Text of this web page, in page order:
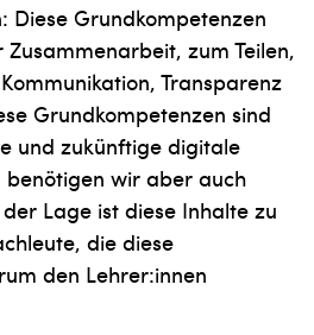
Diese Grundkompetenzen
zum Teilen,
Transparenz
Grundkompetenzen sind
und zukünftige digitale
wir aber auch
Lage ist diese Inhalte zu
die diese
den Lehrer:innen